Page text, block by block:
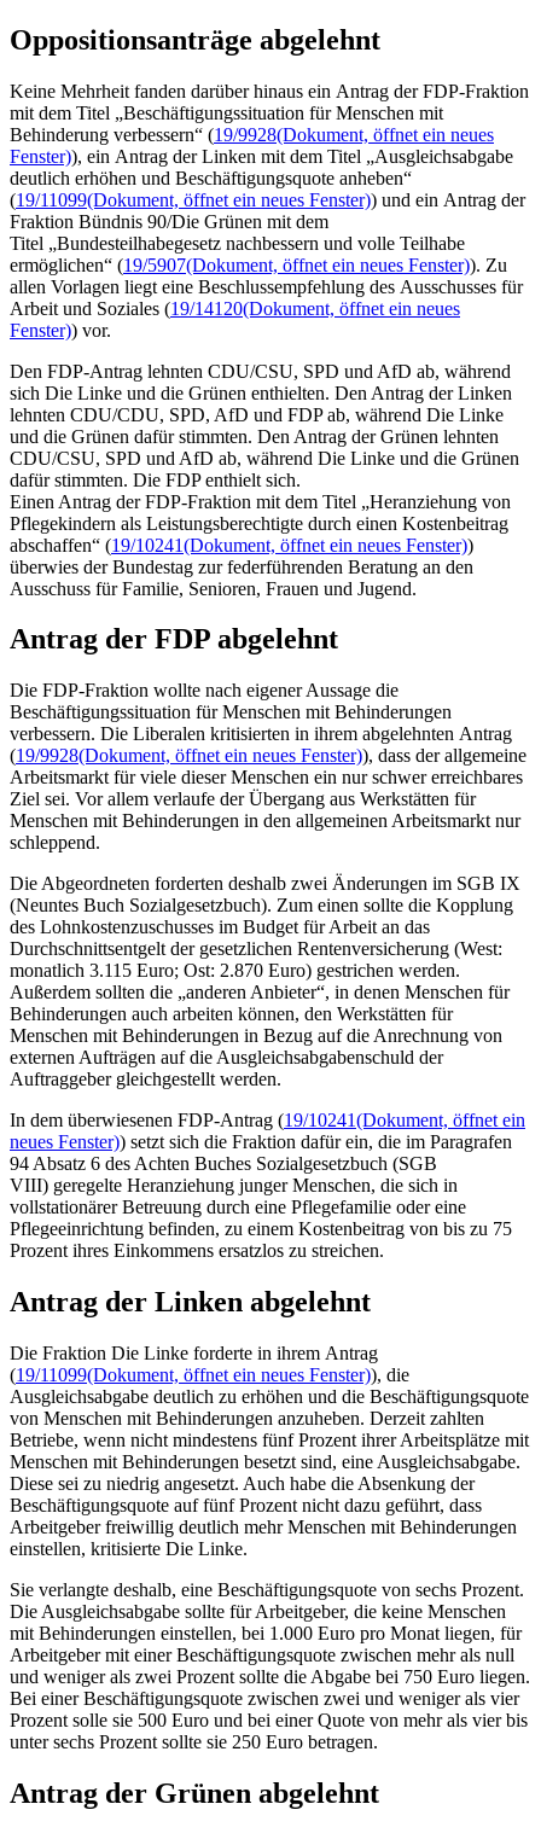
Oppositionsanträge abgelehnt
Keine Mehrheit fanden darüber hinaus ein Antrag der FDP-Fraktion
mit dem Titel „Beschäftigungssituation für Menschen mit
Behinderung verbessern“ (19/9928(Dokument, öffnet ein neues
Fenster)), ein Antrag der Linken mit dem Titel „Ausgleichsabgabe
deutlich erhöhen und Beschäftigungsquote anheben“
(19/11099(Dokument, öffnet ein neues Fenster)) und ein Antrag der
Fraktion Bündnis 90/Die Grünen mit dem
Titel „Bundesteilhabegesetz nachbessern und volle Teilhabe
ermöglichen“ (19/5907(Dokument, öffnet ein neues Fenster)). Zu
allen Vorlagen liegt eine Beschlussempfehlung des Ausschusses für
Arbeit und Soziales (19/14120(Dokument, öffnet ein neues
Fenster)) vor.
Den FDP-Antrag lehnten CDU/CSU, SPD und AfD ab, während
sich Die Linke und die Grünen enthielten. Den Antrag der Linken
lehnten CDU/CDU, SPD, AfD und FDP ab, während Die Linke
und die Grünen dafür stimmten. Den Antrag der Grünen lehnten
CDU/CSU, SPD und AfD ab, während Die Linke und die Grünen
dafür stimmten. Die FDP enthielt sich.
Einen Antrag der FDP-Fraktion mit dem Titel „Heranziehung von
Pflegekindern als Leistungsberechtigte durch einen Kostenbeitrag
abschaffen“ (19/10241(Dokument, öffnet ein neues Fenster))
überwies der Bundestag zur federführenden Beratung an den
Ausschuss für Familie, Senioren, Frauen und Jugend.
Antrag der FDP abgelehnt
Die FDP-Fraktion wollte nach eigener Aussage die
Beschäftigungssituation für Menschen mit Behinderungen
verbessern. Die Liberalen kritisierten in ihrem abgelehnten Antrag
(19/9928(Dokument, öffnet ein neues Fenster)), dass der allgemeine
Arbeitsmarkt für viele dieser Menschen ein nur schwer erreichbares
Ziel sei. Vor allem verlaufe der Übergang aus Werkstätten für
Menschen mit Behinderungen in den allgemeinen Arbeitsmarkt nur
schleppend.
Die Abgeordneten forderten deshalb zwei Änderungen im SGB IX
(Neuntes Buch Sozialgesetzbuch). Zum einen sollte die Kopplung
des Lohnkostenzuschusses im Budget für Arbeit an das
Durchschnittsentgelt der gesetzlichen Rentenversicherung (West:
monatlich 3.115 Euro; Ost: 2.870 Euro) gestrichen werden.
Außerdem sollten die „anderen Anbieter“, in denen Menschen für
Behinderungen auch arbeiten können, den Werkstätten für
Menschen mit Behinderungen in Bezug auf die Anrechnung von
externen Aufträgen auf die Ausgleichsabgabenschuld der
Auftraggeber gleichgestellt werden.
In dem überwiesenen FDP-Antrag (19/10241(Dokument, öffnet ein
neues Fenster)) setzt sich die Fraktion dafür ein, die im Paragrafen
94 Absatz 6 des Achten Buches Sozialgesetzbuch (SGB
VIII) geregelte Heranziehung junger Menschen, die sich in
vollstationärer Betreuung durch eine Pflegefamilie oder eine
Pflegeeinrichtung befinden, zu einem Kostenbeitrag von bis zu 75
Prozent ihres Einkommens ersatzlos zu streichen.
Antrag der Linken abgelehnt
Die Fraktion Die Linke forderte in ihrem Antrag
(19/11099(Dokument, öffnet ein neues Fenster)), die
Ausgleichsabgabe deutlich zu erhöhen und die Beschäftigungsquote
von Menschen mit Behinderungen anzuheben. Derzeit zahlten
Betriebe, wenn nicht mindestens fünf Prozent ihrer Arbeitsplätze mit
Menschen mit Behinderungen besetzt sind, eine Ausgleichsabgabe.
Diese sei zu niedrig angesetzt. Auch habe die Absenkung der
Beschäftigungsquote auf fünf Prozent nicht dazu geführt, dass
Arbeitgeber freiwillig deutlich mehr Menschen mit Behinderungen
einstellen, kritisierte Die Linke.
Sie verlangte deshalb, eine Beschäftigungsquote von sechs Prozent.
Die Ausgleichsabgabe sollte für Arbeitgeber, die keine Menschen
mit Behinderungen einstellen, bei 1.000 Euro pro Monat liegen, für
Arbeitgeber mit einer Beschäftigungsquote zwischen mehr als null
und weniger als zwei Prozent sollte die Abgabe bei 750 Euro liegen.
Bei einer Beschäftigungsquote zwischen zwei und weniger als vier
Prozent solle sie 500 Euro und bei einer Quote von mehr als vier bis
unter sechs Prozent sollte sie 250 Euro betragen.
Antrag der Grünen abgelehnt